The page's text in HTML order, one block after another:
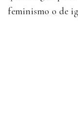
feminismo o de